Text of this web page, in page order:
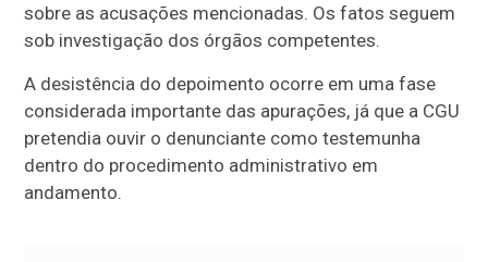
sobre as acusações mencionadas. Os fatos seguem
sob investigação dos órgãos competentes.
A desistência do depoimento ocorre em uma fase
considerada importante das apurações, já que a CGU
pretendia ouvir o denunciante como testemunha
dentro do procedimento administrativo em
andamento.